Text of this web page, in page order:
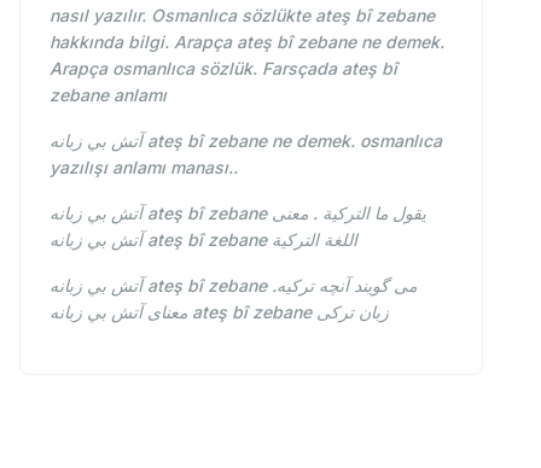
nasıl yazılır. Osmanlıca sözlükte ateş bî zebane
hakkında bilgi. Arapça ateş bî zebane ne demek.
Arapça osmanlıca sözlük. Farsçada ateş bî
zebane anlamı
آتش بي زبانه ateş bî zebane ne demek. osmanlıca
yazılışı anlamı manası..
آتش بي زبانه ateş bî zebane يقول ما التركية . معنى
آتش بي زبانه ateş bî zebane اللغة التركية
آتش بي زبانه ateş bî zebane می گویند آنچه ترکیه.
معنای آتش بي زبانه ateş bî zebane زبان ترکی